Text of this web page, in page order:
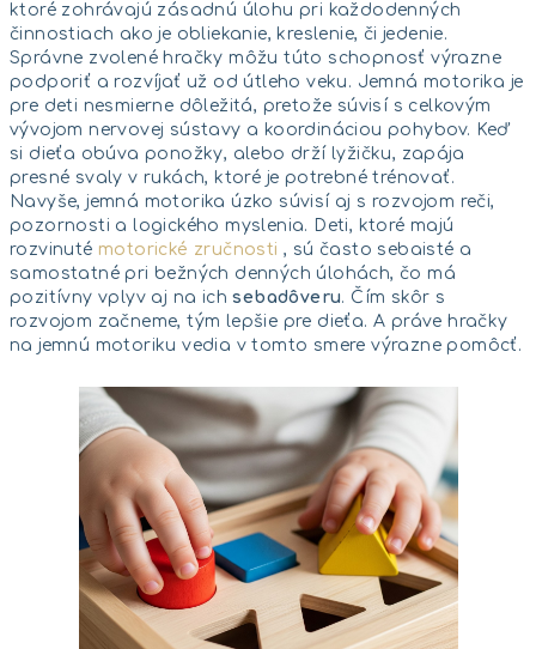
ktoré zohrávajú zásadnú úlohu pri každodenných
činnostiach ako je obliekanie, kreslenie, či jedenie.
Správne zvolené hračky môžu túto schopnosť výrazne
podporiť a rozvíjať už od útleho veku. Jemná motorika je
pre deti nesmierne dôležitá, pretože súvisí s celkovým
vývojom nervovej sústavy a koordináciou pohybov. Keď
si dieťa obúva ponožky, alebo drží lyžičku, zapája
presné svaly v rukách, ktoré je potrebné trénovať.
Navyše, jemná motorika úzko súvisí aj s rozvojom reči,
pozornosti a logického myslenia. Deti, ktoré majú
rozvinuté motorické zručnosti , sú často sebaisté a
samostatné pri bežných denných úlohách, čo má
pozitívny vplyv aj na ich sebadôveru. Čím skôr s
rozvojom začneme, tým lepšie pre dieťa. A práve hračky
na jemnú motoriku vedia v tomto smere výrazne pomôcť.